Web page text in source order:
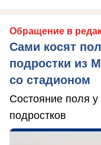
Обращение в
Сами косят
подростки из
со стадионом
Состояние поля
подростков